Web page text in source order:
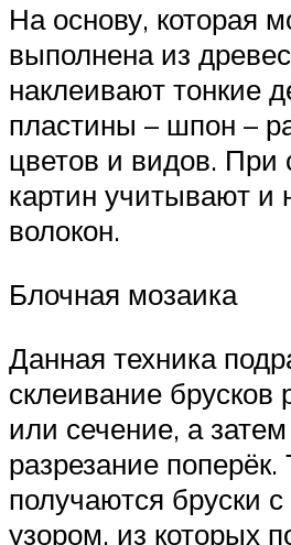
На основу, которая
выполнена из
наклеивают тонкие
пластины – шпон –
цветов и видов. При
картин учитывают и
волокон.
Блочная мозаика
Данная техника
склеивание брусков
или сечение, а
разрезание поперёк.
получаются бруски
узором, из которых